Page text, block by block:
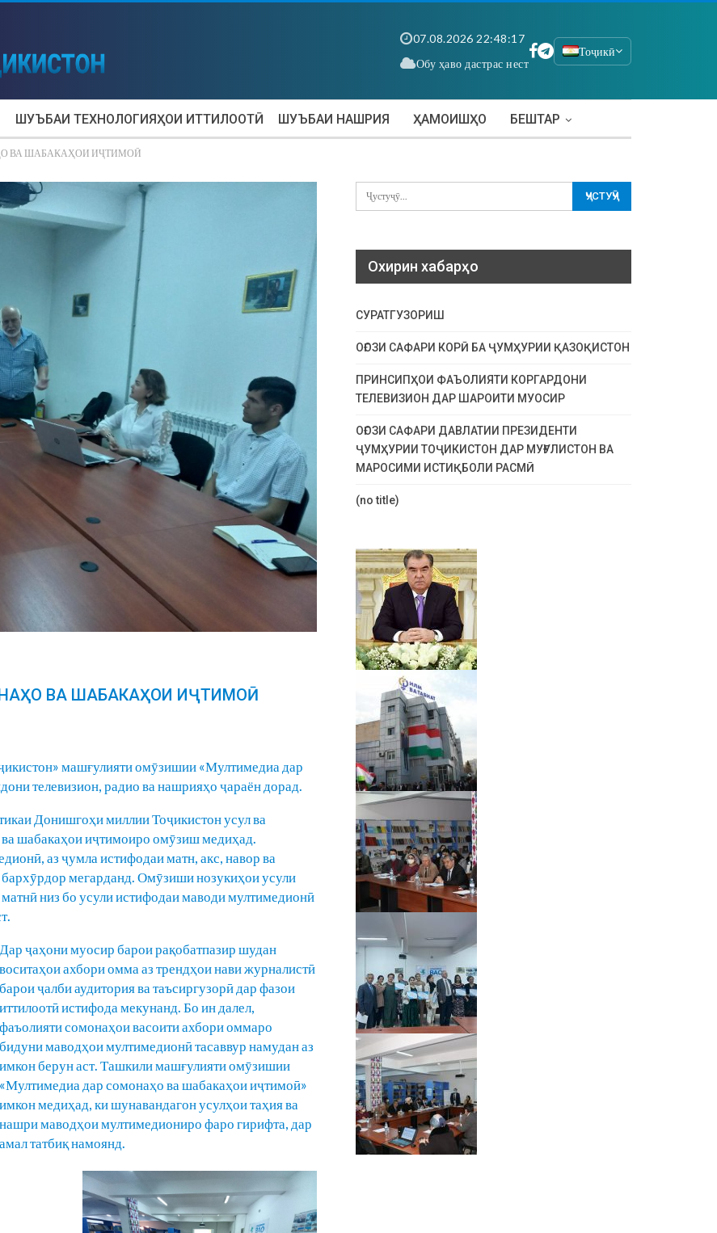
07.08.2026 22:48:19
Обу ҳаво дастрас нест
Тоҷикӣ
ШУЪБАИ ТЕХНОЛОГИЯҲОИ ИТТИЛООТӢ ШУЪБАИ НАШРИЯ ҲАМОИШҲО БЕШТАР
ВА ШАБАКАҲОИ ИҶТИМОӢ
ВА ШАБАКАҲОИ ИҶТИМОӢ
машғулияти омӯзишии «Мултимедиа дар
телевизион, радио ва нашрияҳо ҷараён дорад.
Донишгоҳи миллии Тоҷикистон усул ва
шабакаҳои иҷтимоиро омӯзиш медиҳад.
аз ҷумла истифодаи матн, акс, навор ва
мегарданд. Омӯзиши нозукиҳои усули
низ бо усули истифодаи маводи мултимедионӣ
Дар ҷаҳони муосир барои рақобатпазир шудан
воситаҳои ахбори омма аз трендҳои нави журналистӣ
барои ҷалби аудитория ва таъсиргузорӣ дар фазои
иттилоотӣ истифода мекунанд. Бо ин далел,
фаъолияти сомонаҳои васоити ахбори оммаро
бидуни маводҳои мултимедионӣ тасаввур намудан аз
имкон берун аст. Ташкили машғулияти омӯзишии
«Мултимедиа дар сомонаҳо ва шабакаҳои иҷтимоӣ»
имкон медиҳад, ки шунавандагон усулҳои таҳия ва
нашри маводҳои мултимедиониро фаро гирифта, дар
амал татбиқ намоянд.
Охирин хабарҳо
СУРАТГУЗОРИШ
ОҒОЗИ САФАРИ КОРӢ БА ҶУМҲУРИИ ҚАЗОҚИСТОН
ПРИНСИПҲОИ ФАЪОЛИЯТИ КОРГАРДОНИ
ТЕЛЕВИЗИОН ДАР ШАРОИТИ МУОСИР
ОҒОЗИ САФАРИ ДАВЛАТИИ ПРЕЗИДЕНТИ
ҶУМҲУРИИ ТОҶИКИСТОН ДАР МУҒУЛИСТОН ВА
МАРОСИМИ ИСТИҚБОЛИ РАСМӢ
(no title)